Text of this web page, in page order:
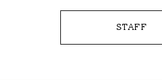
STAFF